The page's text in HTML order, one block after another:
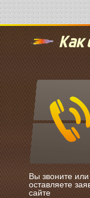
Как
Вы звоните или
оставляете
сайте